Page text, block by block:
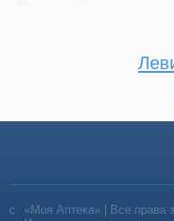
«Моя Аптека» | Все права